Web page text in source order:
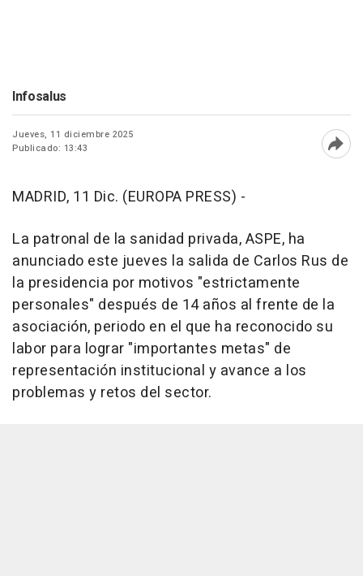
Infosalus
Jueves, 11 diciembre 2025
Publicado: 13:43
MADRID, 11 Dic. (EUROPA PRESS) -
La patronal de la sanidad privada, ASPE, ha
anunciado este jueves la salida de Carlos Rus de
la presidencia por motivos "estrictamente
personales" después de 14 años al frente de la
asociación, periodo en el que ha reconocido su
labor para lograr "importantes metas" de
representación institucional y avance a los
problemas y retos del sector.